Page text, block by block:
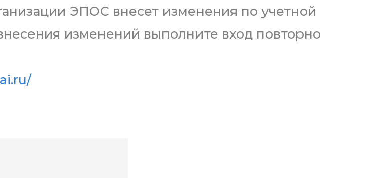
ЭПОС внесет изменения по учетной
изменений выполните вход повторно